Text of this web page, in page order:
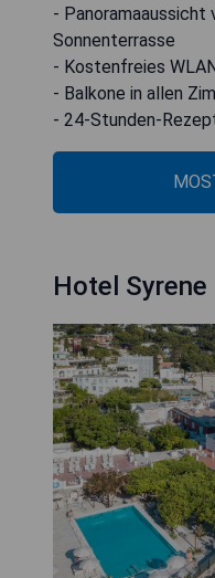
- Panoramaaussicht
Sonnenterrasse
- Kostenfreies
- Balkone in allen
- 24-Stunden-
Hotel Syrene